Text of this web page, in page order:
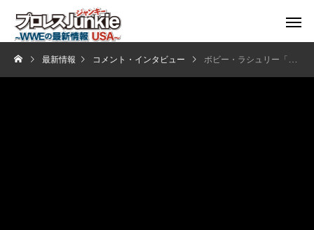
最新情報 コメント・インタビュー ボビー・ラシュリー「今後は昔のボビーが見られるだろう」